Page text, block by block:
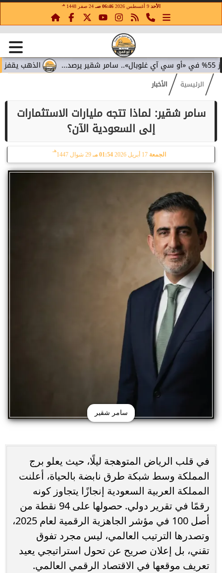
الأحد 9 أغسطس 2026 06:46 صـ 24 صفر 1448 هـ
الذهب يقفز 4.4% مع تراجع عوائد السندات.. سامر شقير يقرأ تحولات الاستثمار...
الرئيسية الأخبار
سامر شقير: لماذا تتجه مليارات الاستثمارات
إلى السعودية الآن؟
الجمعة 17 أبريل 2026 01:54 مـ 29 شوال 1447
هـ
سامر شقير
في قلب الرياض المتوهجة ليلًا، حيث يعلو برج
المملكة وسط شبكة طرق نابضة بالحياة، أعلنت
المملكة العربية السعودية إنجازًا يتجاوز كونه
رقمًا في تقرير دولي. حصولها على 94 نقطة من
أصل 100 في مؤشر الجاهزية الرقمية لعام 2025،
وتصدرها الترتيب العالمي، ليس مجرد تفوق
تقني، بل إعلان صريح عن تحول استراتيجي يعيد
تعريف موقعها في الاقتصاد الرقمي العالمي.